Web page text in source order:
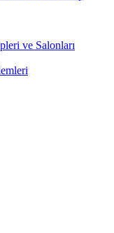
ve Salonları